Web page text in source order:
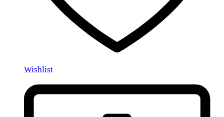
Wishlist